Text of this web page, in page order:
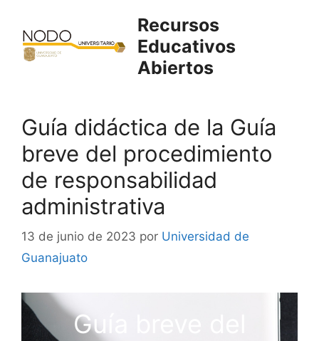
contenido
Recursos
Educativos
Abiertos
Guía didáctica de la Guía
breve del procedimiento
de responsabilidad
administrativa
13 de junio de 2023 por Universidad de
Guanajuato
Guía breve del